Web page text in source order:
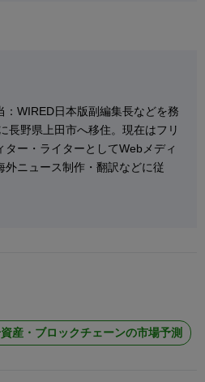
：WIRED日本版副編集長などを務
長野県上田市へ移住。現在はフリ
ター・ライターとしてWebメディ
外ニュース制作・翻訳などに従
産・ブロックチェーンの市場予測